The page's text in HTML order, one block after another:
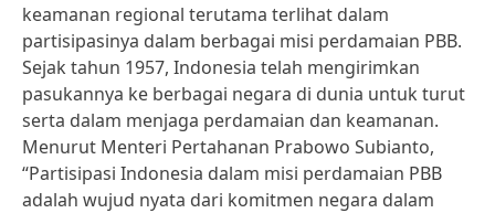
keamanan regional terutama terlihat dalam
partisipasinya dalam berbagai misi perdamaian PBB.
Sejak tahun 1957, Indonesia telah mengirimkan
pasukannya ke berbagai negara di dunia untuk turut
serta dalam menjaga perdamaian dan keamanan.
Menurut Menteri Pertahanan Prabowo Subianto,
“Partisipasi Indonesia dalam misi perdamaian PBB
adalah wujud nyata dari komitmen negara dalam